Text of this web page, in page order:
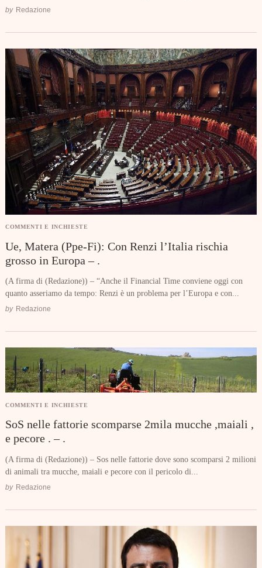
by Redazione
COMMENTI E INCHIESTE
Ue, Matera (Ppe-Fi): Con Renzi l’Italia rischia
grosso in Europa – .
(A firma di (Redazione)) – “Anche il Financial Time conviene oggi con
quanto asseriamo da tempo: Renzi è un problema per l’Europa e con...
by Redazione
COMMENTI E INCHIESTE
SoS nelle fattorie scomparse 2mila mucche ,maiali ,
e pecore . – .
(A firma di (Redazione)) – Sos nelle fattorie dove sono scomparsi 2 milioni
di animali tra mucche, maiali e pecore con il pericolo di...
by Redazione
Search
for: